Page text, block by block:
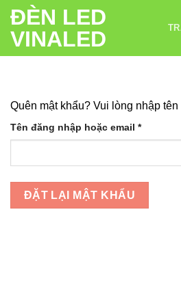
Chuyển
đến
nội
dung
ĐÈN LED
VINALED
Quên mật khẩu? Vui lòng nhập
Tên đăng nhập hoặc email *Bắt
buộc
ĐẶT LẠI MẬT KHẨU